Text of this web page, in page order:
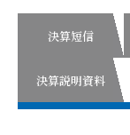
決算短信
決算説明資料